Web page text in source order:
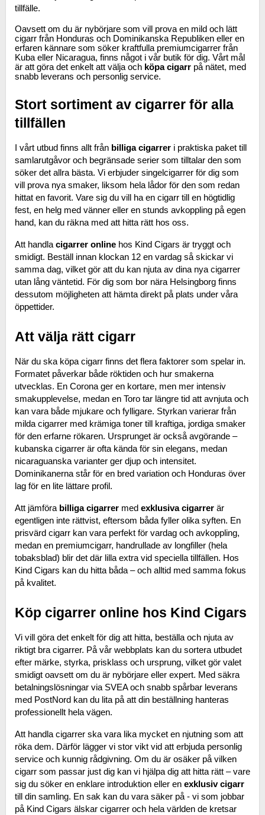
tillfälle.
Oavsett om du är nybörjare som vill prova en mild och lätt
cigarr från Honduras och Dominikanska Republiken eller en
erfaren kännare som söker kraftfulla premiumcigarrer från
Kuba eller Nicaragua, finns något i vår butik för dig. Vårt mål
är att göra det enkelt att välja och köpa cigarr på nätet, med
snabb leverans och personlig service.
Stort sortiment av cigarrer för alla
tillfällen
I vårt utbud finns allt från billiga cigarrer i praktiska paket till
samlarutgåvor och begränsade serier som tilltalar den som
söker det allra bästa. Vi erbjuder singelcigarrer för dig som
vill prova nya smaker, liksom hela lådor för den som redan
hittat en favorit. Vare sig du vill ha en cigarr till en högtidlig
fest, en helg med vänner eller en stunds avkoppling på egen
hand, kan du räkna med att hitta rätt hos oss.
Att handla cigarrer online hos Kind Cigars är tryggt och
smidigt. Beställ innan klockan 12 en vardag så skickar vi
samma dag, vilket gör att du kan njuta av dina nya cigarrer
utan lång väntetid. För dig som bor nära Helsingborg finns
dessutom möjligheten att hämta direkt på plats under våra
öppettider.
Att välja rätt cigarr
När du ska köpa cigarr finns det flera faktorer som spelar in.
Formatet påverkar både röktiden och hur smakerna
utvecklas. En Corona ger en kortare, men mer intensiv
smakupplevelse, medan en Toro tar längre tid att avnjuta och
kan vara både mjukare och fylligare. Styrkan varierar från
milda cigarrer med krämiga toner till kraftiga, jordiga smaker
för den erfarne rökaren. Ursprunget är också avgörande –
kubanska cigarrer är ofta kända för sin elegans, medan
nicaraguanska varianter ger djup och intensitet.
Dominikanerna står för en bred variation och Honduras över
lag för en lite lättare profil.
Att jämföra billiga cigarrer med exklusiva cigarrer är
egentligen inte rättvist, eftersom båda fyller olika syften. En
prisvärd cigarr kan vara perfekt för vardag och avkoppling,
medan en premiumcigarr, handrullade av longfiller (hela
tobaksblad) blir det där lilla extra vid speciella tillfällen. Hos
Kind Cigars kan du hitta båda – och alltid med samma fokus
på kvalitet.
Köp cigarrer online hos Kind Cigars
Vi vill göra det enkelt för dig att hitta, beställa och njuta av
riktigt bra cigarrer. På vår webbplats kan du sortera utbudet
efter märke, styrka, prisklass och ursprung, vilket gör valet
smidigt oavsett om du är nybörjare eller expert. Med säkra
betalningslösningar via SVEA och snabb spårbar leverans
med PostNord kan du lita på att din beställning hanteras
professionellt hela vägen.
Att handla cigarrer ska vara lika mycket en njutning som att
röka dem. Därför lägger vi stor vikt vid att erbjuda personlig
service och kunnig rådgivning. Om du är osäker på vilken
cigarr som passar just dig kan vi hjälpa dig att hitta rätt – vare
sig du söker en enklare introduktion eller en exklusiv cigarr
till din samling. En sak kan du vara säker på - vi som jobbar
på Kind Cigars älskar cigarrer och hela världen de kretsar